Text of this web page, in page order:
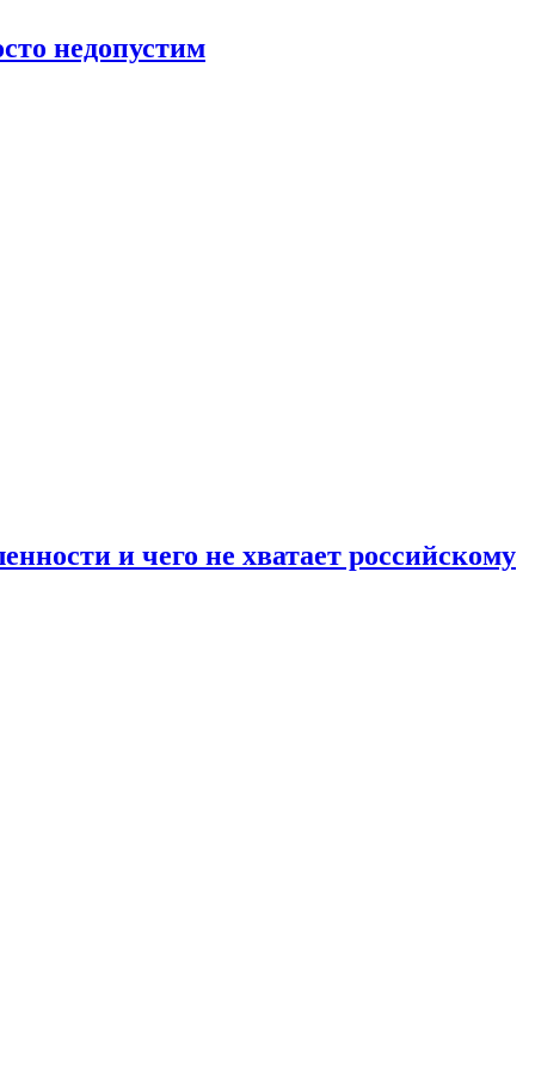
недопустим
и чего не хватает российскому